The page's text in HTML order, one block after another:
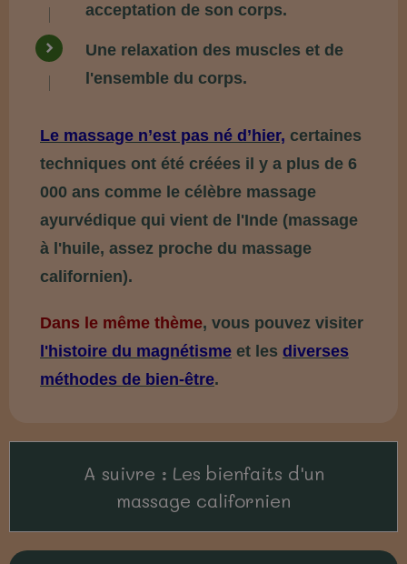
acceptation de son corps.
Une relaxation des muscles et de
l'ensemble du corps.
Le massage n’est pas né d’hier, certaines
techniques ont été créées il y a plus de 6
000 ans comme le célèbre massage
ayurvédique qui vient de l'Inde (massage
à l'huile, assez proche du massage
californien).
Dans le même thème, vous pouvez visiter
l'histoire du magnétisme et les diverses
méthodes de bien-être.
A suivre : Les bienfaits d'un
massage californien